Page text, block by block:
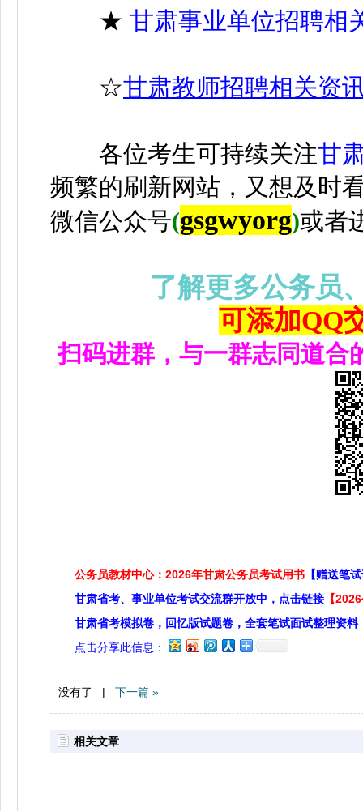
★ 甘肃事业单位招聘相
☆甘肃教师招聘相关资
各位考生可持续关注甘
频繁的刷新网站，又想及时
微信公众号(gsgwyorg)或者
了解更多公务员
可添加QQ
扫码进群，与一群志同道合
公务员教材中心：2026年甘肃公务员考试用书 【赠送笔
甘肃省考、事业单位考试交流群开放中，点击链接 【
甘肃省考模拟卷，回忆版试题卷，全套笔试面试整理资料
点击分享此信息：
没有了 | 下一篇 »
相关文章